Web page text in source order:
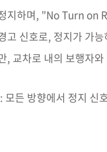
지하며, "No Turn on
고 신호로, 정지가 가
, 교차로 내의 보행자
: 모든 방향에서 정지 신